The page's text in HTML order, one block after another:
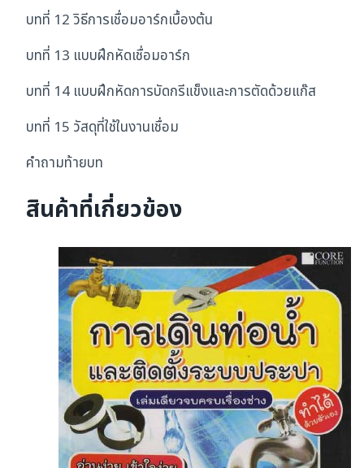
บทที่ 12 วิธีการเชื่อมอาร์กเบื้องต้น
บทที่ 13 แบบฝึกหัดเชื่อมอาร์ก
บทที่ 14 แบบฝึกหัดการบัดกรีแข็งและการตัดด้วยแก๊ส
บทที่ 15 วัสดุที่ใช้ในงานเชื่อม
คำถามท้ายบท
สินค้าที่เกี่ยวข้อง